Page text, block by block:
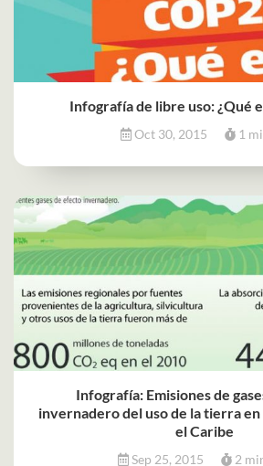
Infografía de libre uso: ¿Qué
Oct 30, 2015 1
Infografía: Emisiones de
invernadero del uso de la tierra
el Caribe
Sep 25, 2015 2